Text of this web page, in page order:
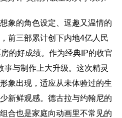
象的角色设定、逗趣又温情的
前三部累计创下内地4亿人民
的好成绩。作为经典IP的收官
事与制作上大升级。这次精灵
象出现，适应从未体验过的生
新鲜观感。德古拉与约翰尼的
合也是家庭向动画里不常见的